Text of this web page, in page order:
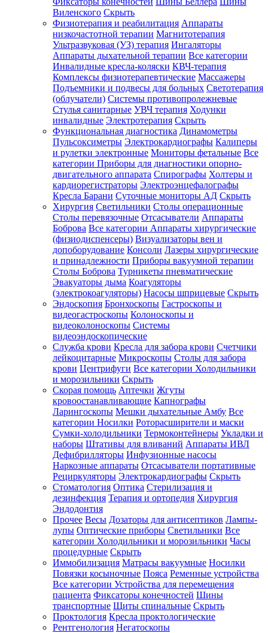
Виленского Скрыть
Физиотерапия и реабилитация Аппараты
низкочастотной терапии Магнитотерапия
Ультразвуковая (УЗ) терапия Ингаляторы
Аппараты дыхательной терапии Все категории
Инвалидные кресла-коляски КВЧ-терапия
Комплексы физиотерапевтические Массажеры
Подъемники и подвесы для больных Светотерапия
(облучатели) Системы противопролежневые
Стулья санитарные УВЧ терапия Ходунки
инвалидные Электротерапия Скрыть
Функциональная диагностика Динамометры
Пульсоксиметры Электрокардиографы Калиперы
и рулетки электронные Мониторы фетальные Все
категории Приборы для диагностики опорно-
двигательного аппарата Спирографы Холтеры и
кардиорегистраторы Электроэнцефалографы
Кресла Барани Суточные мониторы АД Скрыть
Хирургия Светильники Столы операционные
Столы перевязочные Отсасыватели Аппараты
Боброва Все категории Аппараты хирургические
(физиодиспенсеры) Визуализаторы вен и
допоборудование Консоли Лазеры хирургические
и принадлежности Приборы вакуумной терапии
Столы Боброва Турникеты пневматические
Эвакуаторы дыма Коагуляторы
(электрокоагуляторы) Насосы шприцевые Скрыть
Эндоскопия Бронхоскопы Гастроскопы и
видеогастроскопы Колоноскопы и
видеоколоноскопы Системы
видеоэндоскопические
Служба крови Кресла для забора крови Счетчики
лейкоцитарные Микроскопы Столы для забора
крови Центрифуги Все категории Холодильники
и морозильники Скрыть
Скорая помощь Аптечки Жгуты
кровоостанавливающие Капнографы
Ларингоскопы Мешки дыхательные Амбу Все
категории Носилки Роторасширители и маски
Сумки-холодильники Термоконтейнеры Укладки и
наборы Штативы для вливаний Аппараты ИВЛ
Дефибрилляторы Инфузионные насосы
Наркозные аппараты Отсасыватели портативные
Рециркуляторы Электрокардиографы Скрыть
Стоматология Оптика Стерилизация и
дезинфекция Терапия и ортопедия Хирургия
Эндодонтия
Прочее Весы Дозаторы для антисептиков Лампы-
лупы Оптические приборы Светильники Все
категории Холодильники и морозильники Часы
процедурные Скрыть
Иммобилизация Матрасы вакуумные Носилки
Повязки косыночные Пояса Ременные устройства
Все категории Устройства для перемещения
пациента Фиксаторы конечностей Шины
транспортные Щиты спинальные Скрыть
Проктология Кресла проктологические
Рентгенология Негатоскопы